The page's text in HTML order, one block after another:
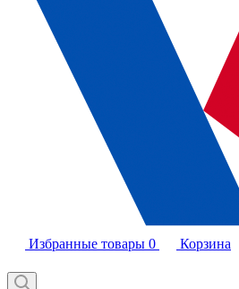
Избранные товары 0 Корзина